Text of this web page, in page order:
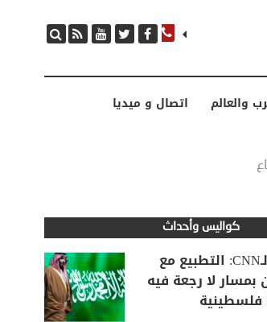
مصدر سعودي لـCNN: التطبيع مع إسرائيل مرهون بمسار لا رجعة فيه نحو إقامة دولة فلسطينية
والعالم اتصال و ميديا
كواليس وأحداث
مصدر سعودي لـCNN: التطبيع مع
لا رجعة فيه
فلسطينية